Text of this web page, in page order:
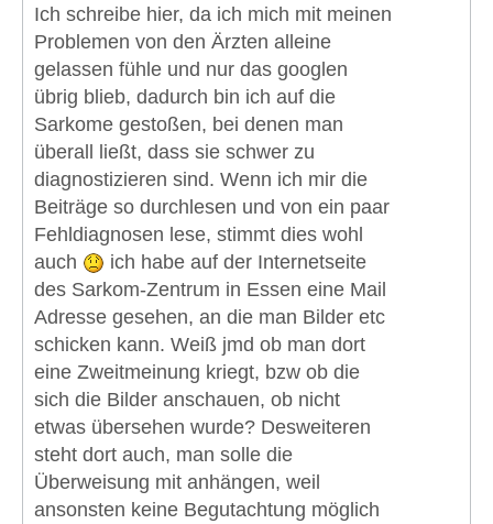
Ich schreibe hier, da ich mich mit meinen
Problemen von den Ärzten alleine
gelassen fühle und nur das googlen
übrig blieb, dadurch bin ich auf die
Sarkome gestoßen, bei denen man
überall ließt, dass sie schwer zu
diagnostizieren sind. Wenn ich mir die
Beiträge so durchlesen und von ein paar
Fehldiagnosen lese, stimmt dies wohl
auch
ich habe auf der Internetseite
des Sarkom-Zentrum in Essen eine Mail
Adresse gesehen, an die man Bilder etc
schicken kann. Weiß jmd ob man dort
eine Zweitmeinung kriegt, bzw ob die
sich die Bilder anschauen, ob nicht
etwas übersehen wurde? Desweiteren
steht dort auch, man solle die
Überweisung mit anhängen, weil
ansonsten keine Begutachtung möglich